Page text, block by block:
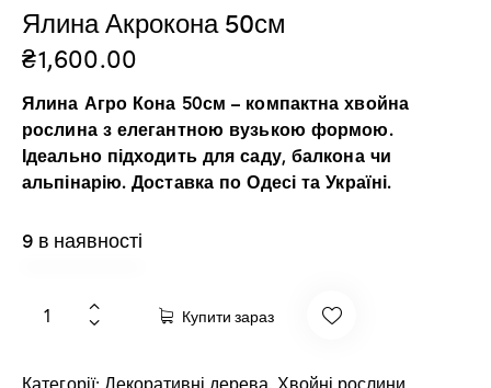
Ялина Акрокона 50см
₴1,600.00
Ялина Агро Кона 50см – компактна хвойна
рослина з елегантною вузькою формою.
Ідеально підходить для саду, балкона чи
альпінарію. Доставка по Одесі та Україні.
9 в наявності
Купити зараз